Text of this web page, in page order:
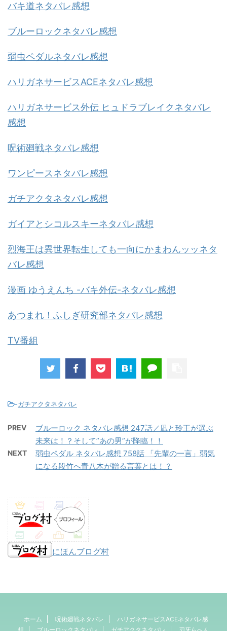
バキ道ネタバレ感想
ブルーロックネタバレ感想
弱虫ペダルネタバレ感想
ハリガネサービスACEネタバレ感想
ハリガネサービス外伝 ヒュドラブレイクネタバレ
感想
呪術廻戦ネタバレ感想
ワンピースネタバレ感想
ガチアクタネタバレ感想
ガイアとシコルスキーネタバレ感想
烈海王は異世界転生しても一向にかまわんッッネタ
バレ感想
漫画 ゆうえんち -バキ外伝-ネタバレ感想
あつまれ！ふしぎ研究部ネタバレ感想
TV番組
-ガチアクタネタバレ
PREV
ブルーロック ネタバレ感想 247話／凪と玲王が選ぶ
未来は！？そして”あの男”が降臨！！
NEXT
弱虫ペダル ネタバレ感想 758話 「先輩の一言」弱気
になる段竹へ青八木が贈る言葉とは！？
にほんブログ村
ホーム 呪術廻戦ネタバレ
ハリガネサービスACEネタバレ感